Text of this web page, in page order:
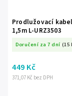
Prodlužovací
1,5m L-URZ3503
Doručení za 7 dní (15
371,07 Kč bez DPH
449 Kč